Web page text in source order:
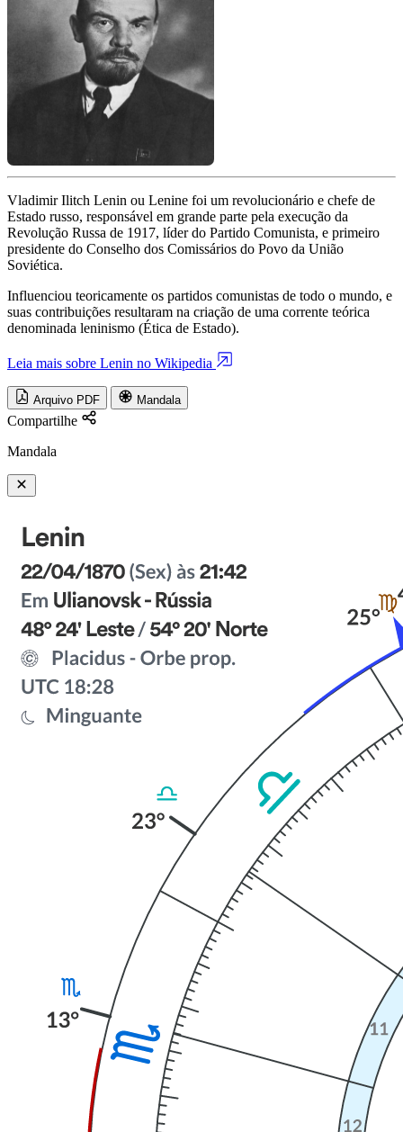
Vladimir Ilitch Lenin ou Lenine foi um revolucionário e chefe de
Estado russo, responsável em grande parte pela execução da
Revolução Russa de 1917, líder do Partido Comunista, e primeiro
presidente do Conselho dos Comissários do Povo da União
Soviética.
Influenciou teoricamente os partidos comunistas de todo o mundo, e
suas contribuições resultaram na criação de uma corrente teórica
denominada leninismo (Ética de Estado).
Leia mais sobre Lenin no Wikipedia
Arquivo PDF Mandala
Compartilhe
Mandala